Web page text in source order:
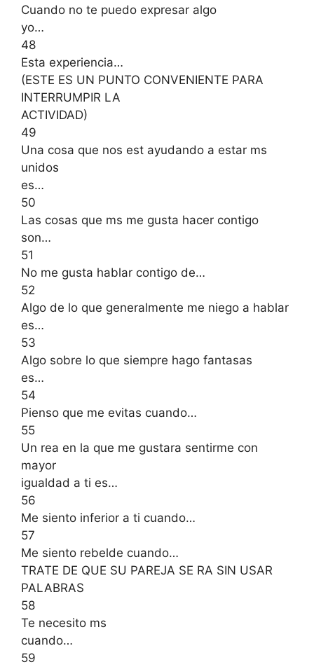
Cuando no te puedo expresar algo
yo…
48
Esta experiencia…
(ESTE ES UN PUNTO CONVENIENTE PARA
INTERRUMPIR LA
ACTIVIDAD)
49
Una cosa que nos est ayudando a estar ms
unidos
es…
50
Las cosas que ms me gusta hacer contigo
son…
51
No me gusta hablar contigo de…
52
Algo de lo que generalmente me niego a hablar
es…
53
Algo sobre lo que siempre hago fantasas
es…
54
Pienso que me evitas cuando…
55
Un rea en la que me gustara sentirme con
mayor
igualdad a ti es…
56
Me siento inferior a ti cuando…
57
Me siento rebelde cuando…
TRATE DE QUE SU PAREJA SE RA SIN USAR
PALABRAS
58
Te necesito ms
cuando…
59